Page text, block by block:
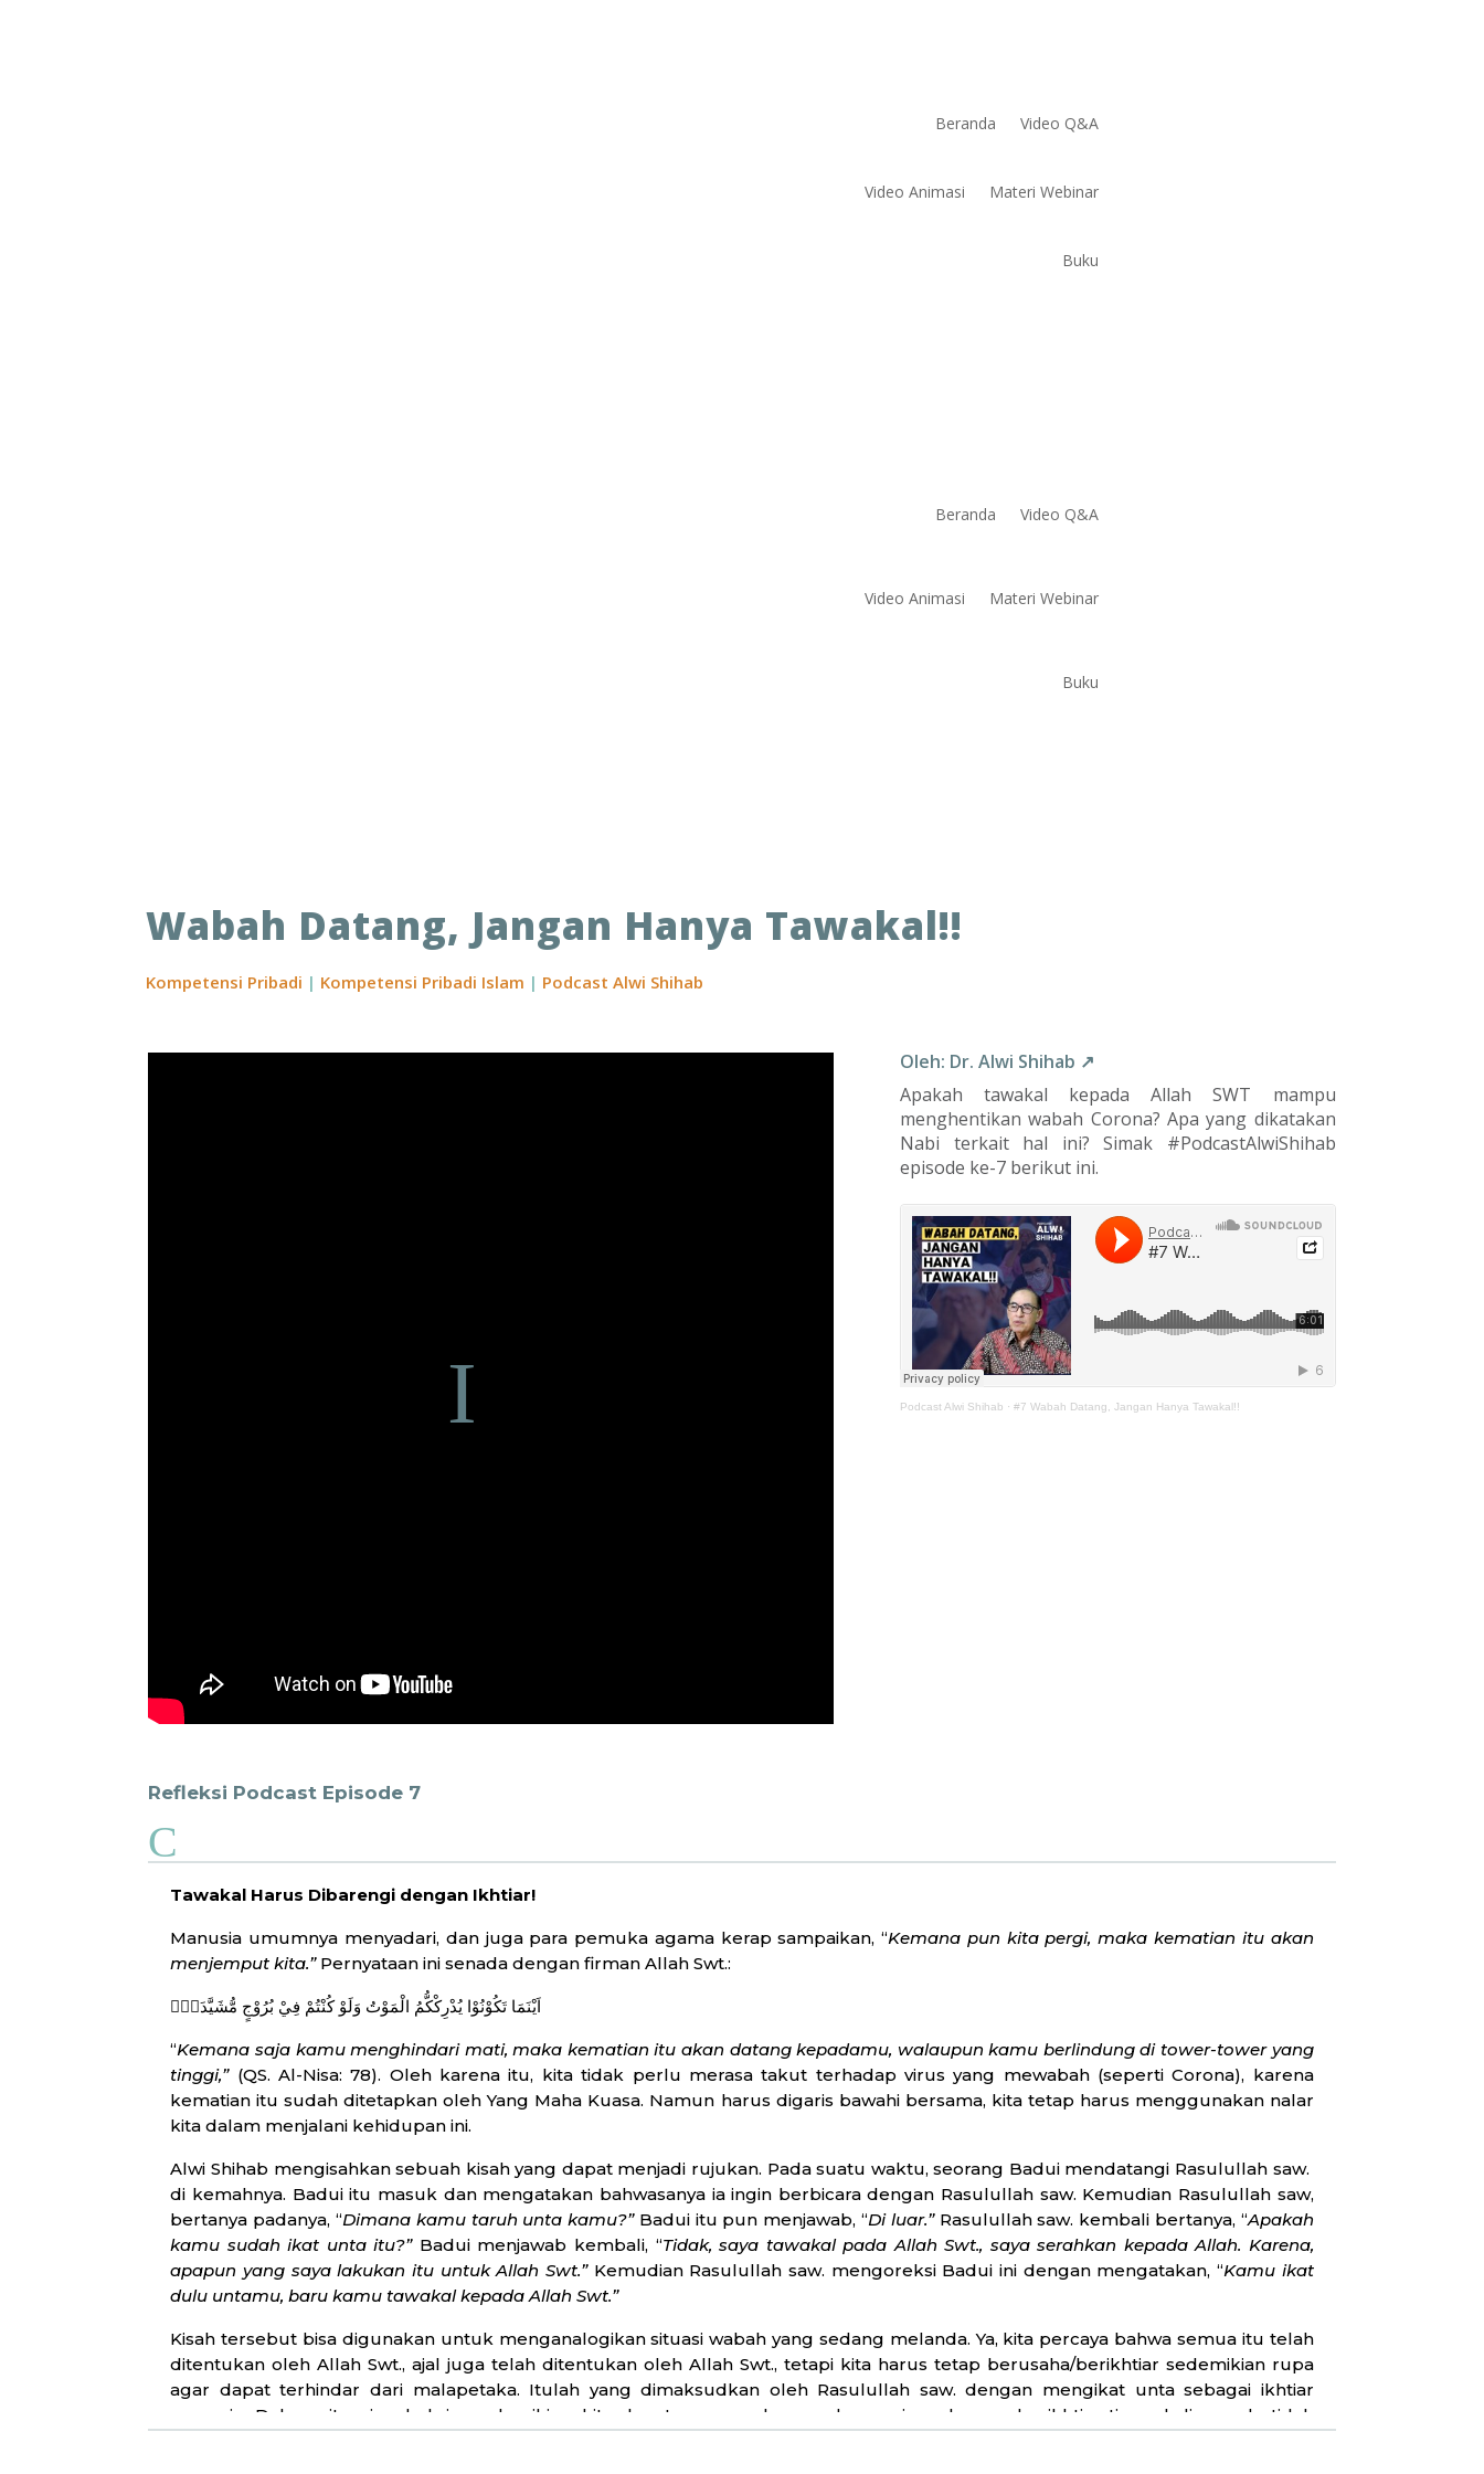
Beranda Video Q&A
Video Animasi Materi Webinar
Buku
Beranda Video Q&A
Video Animasi Materi Webinar
Buku
Wabah Datang, Jangan Hanya Tawakal!!
Kompetensi Pribadi | Kompetensi Pribadi Islam | Podcast Alwi Shihab
Oleh: Dr. Alwi Shihab ↗
Apakah tawakal kepada Allah SWT mampu
menghentikan wabah Corona? Apa yang dikatakan
Nabi terkait hal ini? Simak #PodcastAlwiShihab
episode ke-7 berikut ini.
Podcast Alwi Shihab · #7 Wabah Datang, Jangan Hanya Tawakal!!
Refleksi Podcast Episode 7
C
Tawakal Harus Dibarengi dengan Ikhtiar!
Manusia umumnya menyadari, dan juga para pemuka agama kerap sampaikan, “Kemana pun kita pergi, maka kematian itu akan
menjemput kita.” Pernyataan ini senada dengan firman Allah Swt.:
اَيْنَمَا تَكُوْنُوْا يُدْرِكْكُّمُ الْمَوْتُ وَلَوْ كُنْتُمْ فِيْ بُرُوْجٍ مُّشَيَّدَةٍۗ
“Kemana saja kamu menghindari mati, maka kematian itu akan datang kepadamu, walaupun kamu berlindung di tower-tower yang
tinggi,” (QS. Al-Nisa: 78). Oleh karena itu, kita tidak perlu merasa takut terhadap virus yang mewabah (seperti Corona), karena
kematian itu sudah ditetapkan oleh Yang Maha Kuasa. Namun harus digaris bawahi bersama, kita tetap harus menggunakan nalar
kita dalam menjalani kehidupan ini.
Alwi Shihab mengisahkan sebuah kisah yang dapat menjadi rujukan. Pada suatu waktu, seorang Badui mendatangi Rasulullah saw.
di kemahnya. Badui itu masuk dan mengatakan bahwasanya ia ingin berbicara dengan Rasulullah saw. Kemudian Rasulullah saw,
bertanya padanya, “Dimana kamu taruh unta kamu?” Badui itu pun menjawab, “Di luar.” Rasulullah saw. kembali bertanya, “Apakah
kamu sudah ikat unta itu?” Badui menjawab kembali, “Tidak, saya tawakal pada Allah Swt., saya serahkan kepada Allah. Karena,
apapun yang saya lakukan itu untuk Allah Swt.” Kemudian Rasulullah saw. mengoreksi Badui ini dengan mengatakan, “Kamu ikat
dulu untamu, baru kamu tawakal kepada Allah Swt.”
Kisah tersebut bisa digunakan untuk menganalogikan situasi wabah yang sedang melanda. Ya, kita percaya bahwa semua itu telah
ditentukan oleh Allah Swt., ajal juga telah ditentukan oleh Allah Swt., tetapi kita harus tetap berusaha/berikhtiar sedemikian rupa
agar dapat terhindar dari malapetaka. Itulah yang dimaksudkan oleh Rasulullah saw. dengan mengikat unta sebagai ikhtiar
manusia. Dalam situasi wabah juga demikian, kita dapat mencegah penyebaran virus dengan berikhtiar tinggal di rumah, tidak